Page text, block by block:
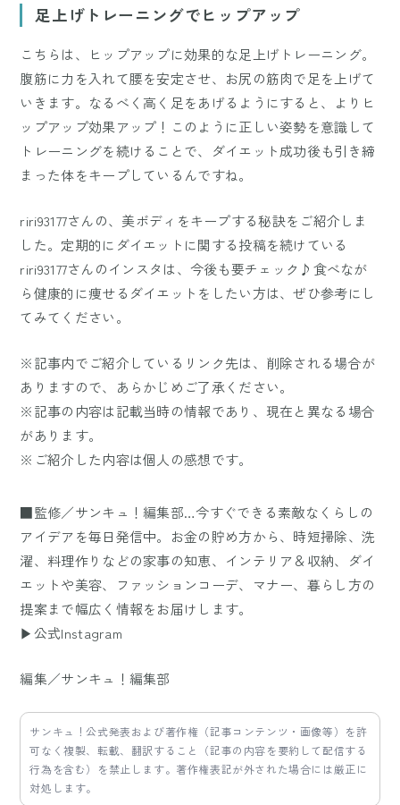
足上げトレーニングでヒップアップ
こちらは、ヒップアップに効果的な足上げトレーニング。
腹筋に力を入れて腰を安定させ、お尻の筋肉で足を上げて
いきます。なるべく高く足をあげるようにすると、よりヒ
ップアップ効果アップ！このように正しい姿勢を意識して
トレーニングを続けることで、ダイエット成功後も引き締
まった体をキープしているんですね。
riri93177さんの、美ボディをキープする秘訣をご紹介しま
した。定期的にダイエットに関する投稿を続けている
riri93177さんのインスタは、今後も要チェック♪食べなが
ら健康的に痩せるダイエットをしたい方は、ぜひ参考にし
てみてください。
※記事内でご紹介しているリンク先は、削除される場合が
ありますので、あらかじめご了承ください。
※記事の内容は記載当時の情報であり、現在と異なる場合
があります。
※ご紹介した内容は個人の感想です。
■監修／サンキュ！編集部…今すぐできる素敵なくらしの
アイデアを毎日発信中。お金の貯め方から、時短掃除、洗
濯、料理作りなどの家事の知恵、インテリア＆収納、ダイ
エットや美容、ファッションコーデ、マナー、暮らし方の
提案まで幅広く情報をお届けします。
▶公式Instagram
編集／サンキュ！編集部
サンキュ！公式発表および著作権（記事コンテンツ・画像等）を許
可なく複製、転載、翻訳すること（記事の内容を要約して配信する
行為を含む）を禁止します。著作権表記が外された場合には厳正に
対処します。